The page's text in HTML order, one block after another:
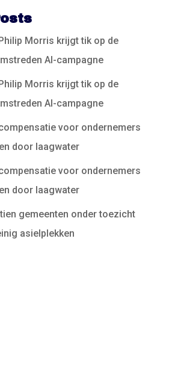
Morris krijgt tik op de
AI-campagne
Morris krijgt tik op de
AI-campagne
voor ondernemers
door laagwater
voor ondernemers
door laagwater
gemeenten onder toezicht
asielplekken